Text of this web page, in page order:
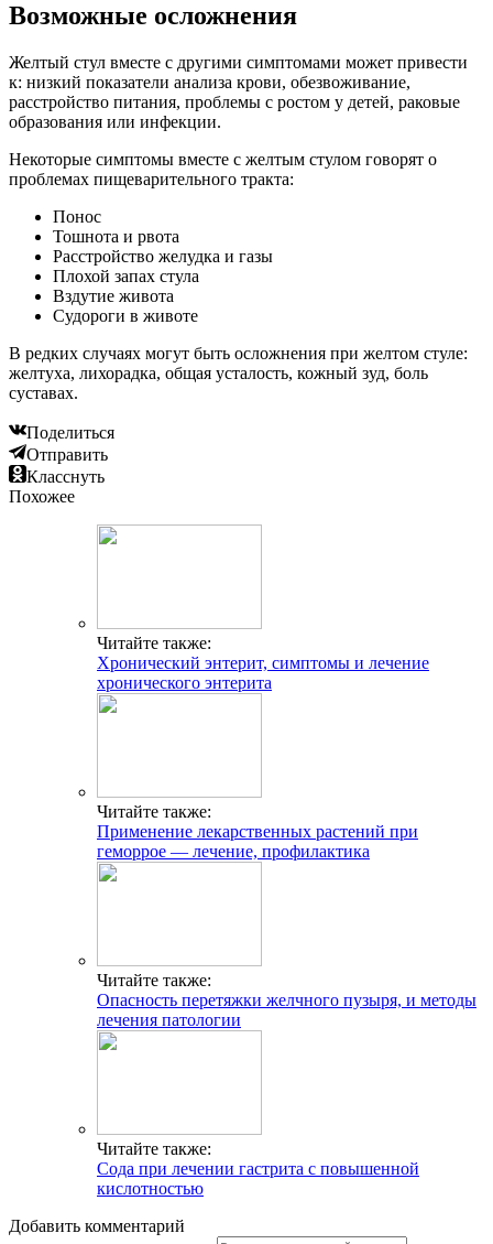
Возможные осложнения
Желтый стул вместе с другими симптомами может привести
к: низкий показатели анализа крови, обезвоживание,
расстройство питания, проблемы с ростом у детей, раковые
образования или инфекции.
Некоторые симптомы вместе с желтым стулом говорят о
проблемах пищеварительного тракта:
Понос
Тошнота и рвота
Расстройство желудка и газы
Плохой запах стула
Вздутие живота
Cудороги в животе
В редких случаях могут быть осложнения при желтом стуле:
желтуха, лихорадка, общая усталость, кожный зуд, боль
суставах.
Поделиться
Отправить
Класснуть
Похожее
Читайте также:
Хронический энтерит, симптомы и лечение
хронического энтерита
Читайте также:
Применение лекарственных растений при
геморрое — лечение, профилактика
Читайте также:
Опасность перетяжки желчного пузыря, и методы
лечения патологии
Читайте также:
Сода при лечении гастрита с повышенной
кислотностью
Добавить комментарий